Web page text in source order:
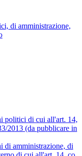
di amministrazione,
politici di cui all'art. 14,
2013 (da pubblicare in
di amministrazione, di